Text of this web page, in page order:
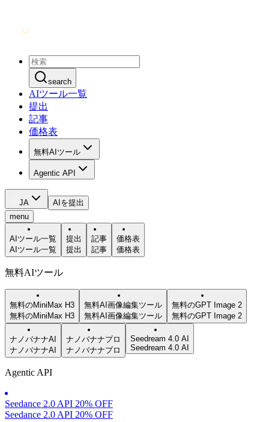
search
AIツール一覧
提出
記事
価格表
無料AIツール
Agentic API
JA
AIを提出
menu
AIツール一覧
AIツール一覧
提出
提出
記事
記事
価格表
価格表
無料AIツール
無料のMiniMax H3
無料のMiniMax H3
無料AI画像編集ツール
無料AI画像編集ツール
無料のGPT Image 2
無料のGPT Image 2
ナノバナナAI
ナノバナナAI
ナノバナナプロ
ナノバナナプロ
Seedream 4.0 AI
Seedream 4.0 AI
Agentic API
Seedance 2.0 API 20% OFF
Seedance 2.0 API 20% OFF